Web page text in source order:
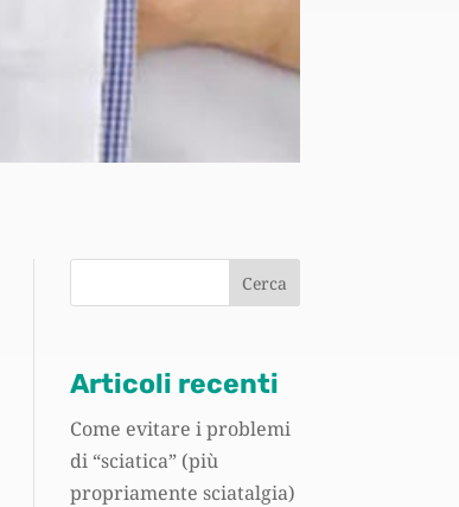
Cerca
Articoli recenti
Come evitare i problemi
di “sciatica” (più
propriamente sciatalgia)